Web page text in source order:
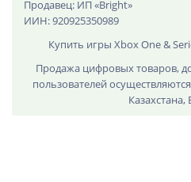
Продавец: ИП «Bright»
ИИН: 920925350989
Купить игры Xbox One &
Продажа цифровых товаров,
пользователей